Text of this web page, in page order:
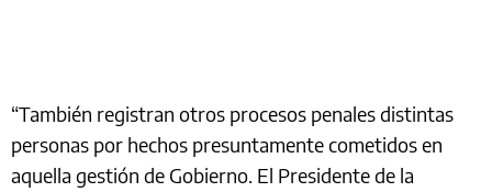
“También registran otros procesos penales distintas
personas por hechos presuntamente cometidos en
aquella gestión de Gobierno. El Presidente de la